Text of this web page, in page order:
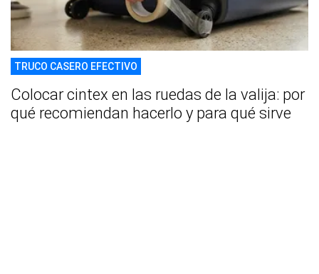
TRUCO CASERO EFECTIVO
Colocar cintex en las ruedas de la valija: por
qué recomiendan hacerlo y para qué sirve